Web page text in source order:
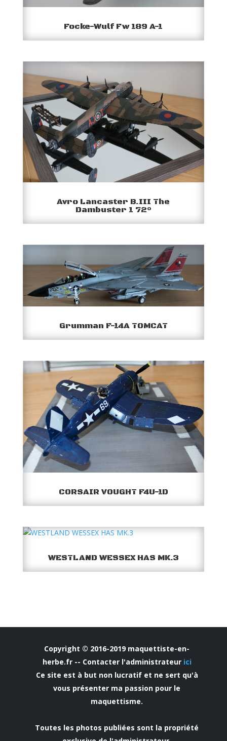
Focke-Wulf Fw 189 A-1
Avro Lancaster B.III The
Dambuster 1 72°
Grumman F-14A TOMCAT
CORSAIR VOUGHT F4U-1D
WESTLAND WESSEX HAS MK.3
Copyright © 2016-2019 maquettiste-en-
herbe.fr -- Contacter l'administrateur ici
Ce site est à but non lucratif et ne sert qu'à
vous présenter ma passion pour le
maquettisme.
Toutes les photos publiées sont la propriété